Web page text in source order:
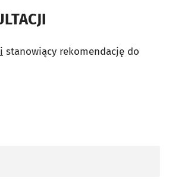
stanowiący rekomendację do